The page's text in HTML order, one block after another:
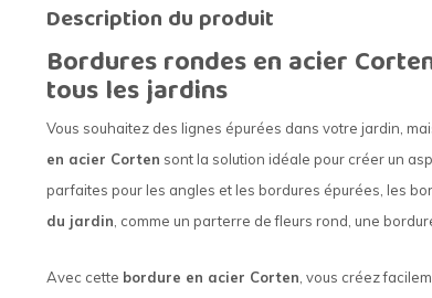
Description du produit
Bordures rondes en acier
tous les jardins
Vous souhaitez des lignes épurées dans votre jardin,
en acier Corten sont la solution idéale pour créer un
parfaites pour les angles et les bordures épurées, les
du jardin , comme un parterre de fleurs rond, une
Avec cette bordure en acier Corten, vous créez